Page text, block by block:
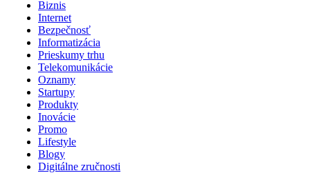
Biznis
Internet
Bezpečnosť
Informatizácia
Prieskumy trhu
Telekomunikácie
Oznamy
Startupy
Produkty
Inovácie
Promo
Lifestyle
Blogy
Digitálne zručnosti